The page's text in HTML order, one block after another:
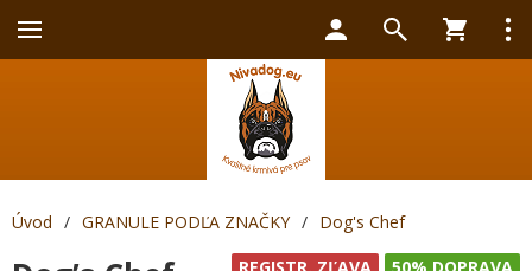
Úvod / GRANULE PODĽA ZNAČKY / Dog's Chef